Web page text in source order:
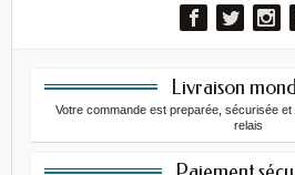
Livraison
Votre commande est preparée, sécurisée et
relais